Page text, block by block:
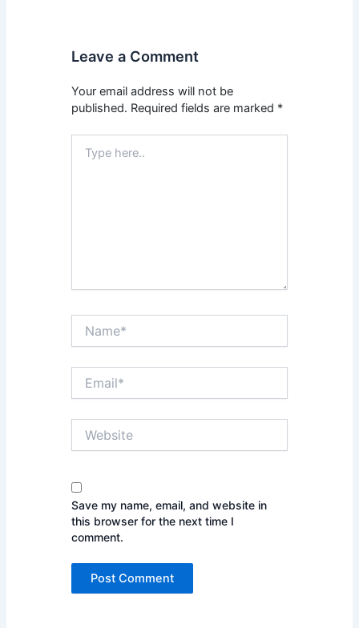
Leave a Comment
Your email address will not be
published. Required fields are marked *
here..
Save my name, email, and website in
this browser for the next time I
comment.